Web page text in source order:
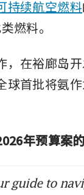
related
in CDC
pressures
to roll out
持续航空燃料
燃料。
，在裕廊岛
球首批将氨
年预算案
guide to